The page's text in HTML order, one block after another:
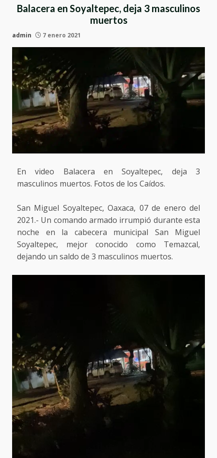
Balacera en Soyaltepec, deja 3 masculinos
muertos
admin 7 enero 2021
En video Balacera en Soyaltepec, deja 3
masculinos muertos. Fotos de los Caídos.
San Miguel Soyaltepec, Oaxaca, 07 de enero del
2021.- Un comando armado irrumpió durante esta
noche en la cabecera municipal San Miguel
Soyaltepec, mejor conocido como Temazcal,
dejando un saldo de 3 masculinos muertos.